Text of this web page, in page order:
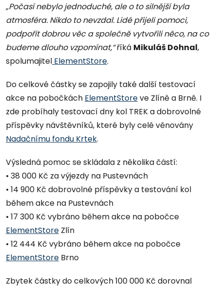
„Počasí nebylo jednoduché, ale o to silnější byla
atmosféra. Nikdo to nevzdal. Lidé přijeli pomoci,
podpořit dobrou věc a společně vytvořili něco, na co
budeme dlouho vzpomínat,“říká Mikuláš Dohnal,
spolumajitel ElementStore.
Do celkové částky se zapojily také další testovací
akce na pobočkách ElementStoreve Zlíně a Brně. I
zde probíhaly testovací dny kol TREK a dobrovolné
příspěvky návštěvníků, které byly celé věnovány
Nadačnímu fondu Krtek.
Výsledná pomoc se skládala z několika částí:
• 38 000 Kč za výjezdy na Pustevnách
• 14 900 Kč dobrovolné příspěvky a testování kol
během akce na Pustevnách
• 17 300 Kč vybráno během akce na pobočce
ElementStore Zlín
• 12 444 Kč vybráno během akce na pobočce
ElementStore Brno
Zbytek částky do celkových 100 000 Kč dorovnal